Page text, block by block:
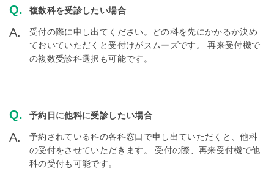
複数科を受診したい場合
受付の際に申し出てください。どの科を先にかかるか決め
ておいていただくと受付けがスムーズです。 再来受付機で
の複数受診科選択も可能です。
予約日に他科に受診したい場合
予約されている科の各科窓口で申し出ていただくと、他科
の受付をさせていただきます。 受付の際、再来受付機で他
科の受付も可能です。